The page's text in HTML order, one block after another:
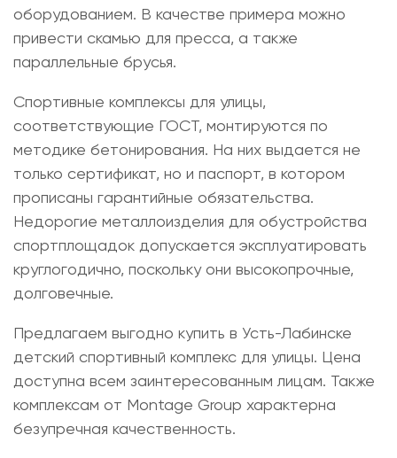
оборудованием. В качестве примера можно
привести скамью для пресса, а также
параллельные брусья.
Спортивные комплексы для улицы,
соответствующие ГОСТ, монтируются по
методике бетонирования. На них выдается не
только сертификат, но и паспорт, в котором
прописаны гарантийные обязательства.
Недорогие металлоизделия для обустройства
спортплощадок допускается эксплуатировать
круглогодично, поскольку они высокопрочные,
долговечные.
Предлагаем выгодно купить в Усть-Лабинске
детский спортивный комплекс для улицы. Цена
доступна всем заинтересованным лицам. Также
комплексам от Montage Group характерна
безупречная качественность.